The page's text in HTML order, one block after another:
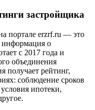
застройщика
портале erzrf.ru — это
информация о
с 2017 года и
объединения
получает рейтинг,
соблюдение сроков
ипотеки,